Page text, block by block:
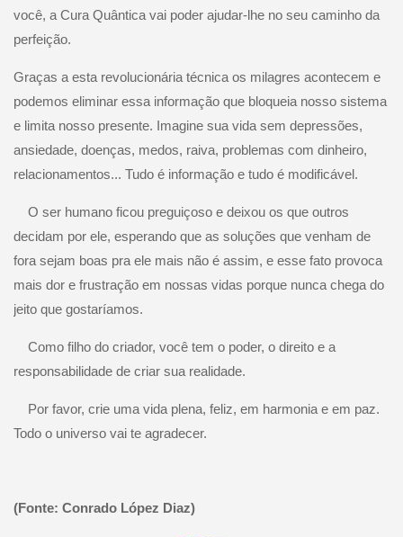
você, a Cura Quântica vai poder ajudar-lhe no seu caminho da
perfeição.
Graças a esta revolucionária técnica os milagres acontecem e
podemos eliminar essa informação que bloqueia nosso sistema
e limita nosso presente. Imagine sua vida sem depressões,
ansiedade, doenças, medos, raiva, problemas com dinheiro,
relacionamentos... Tudo é informação e tudo é modificável.
O ser humano ficou preguiçoso e deixou os que outros
decidam por ele, esperando que as soluções que venham de
fora sejam boas pra ele mais não é assim, e esse fato provoca
mais dor e frustração em nossas vidas porque nunca chega do
jeito que gostaríamos.
Como filho do criador, você tem o poder, o direito e a
responsabilidade de criar sua realidade.
Por favor, crie uma vida plena, feliz, em harmonia e em paz.
Todo o universo vai te agradecer.
(Fonte: Conrado López Diaz)